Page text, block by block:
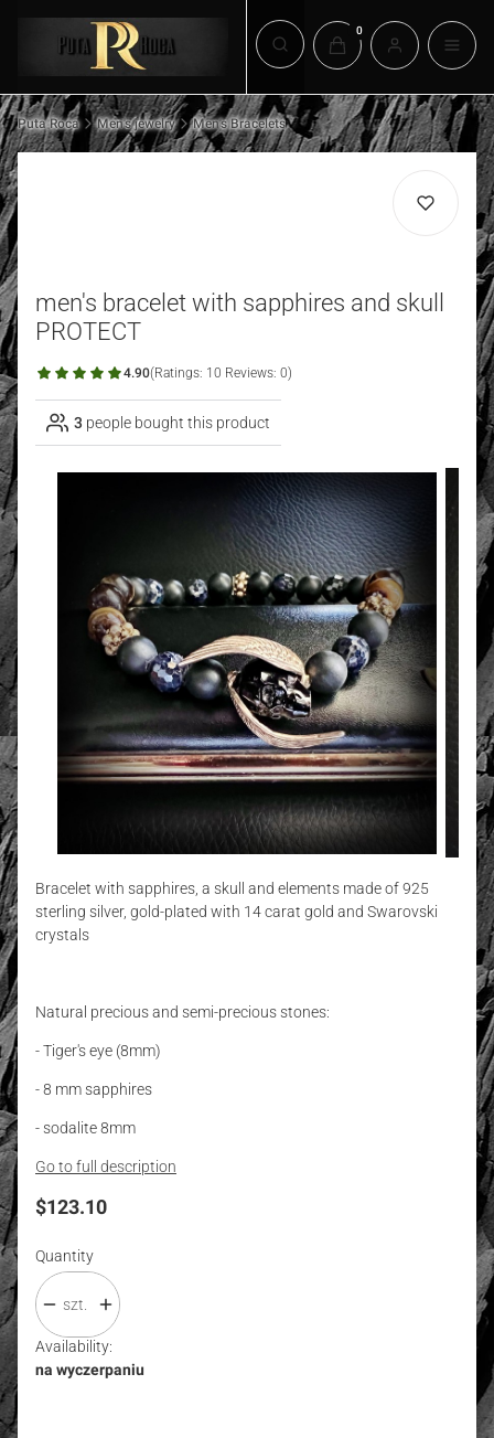
Open search engine
Products in the cart: 0.
Puta Roca Men's jewelry Men's Bracelets
men's bracelet with sapphires and skull
PROTECT
4.90(Ratings: 10 Reviews: 0)
3 people bought this product
Bracelet with sapphires, a skull and elements made of 925
sterling silver, gold-plated with 14 carat gold and Swarovski
crystals
Natural precious and semi-precious stones:
- Tiger's eye (8mm)
- 8 mm sapphires
- sodalite 8mm
Go to full description
Price
$123.10
Quantity
szt.
Availability:
na wyczerpaniu